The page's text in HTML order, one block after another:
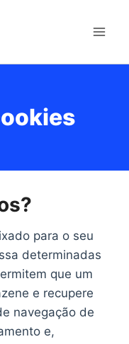
para o seu
determinadas
que um
e recupere
navegação de
e,